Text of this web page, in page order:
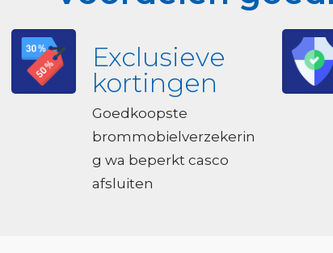
Exclusieve
kortingen
Goedkoopste
brommobielverzekerin
g wa beperkt casco
afsluiten